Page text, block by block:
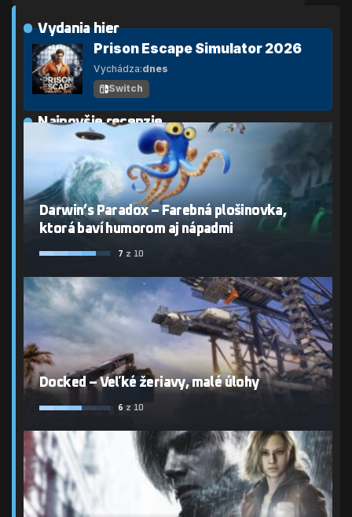
Vydania hier
Prison Escape Simulator 2026
Vychádza:dnes
Switch
Najnovšie recenzie
Darwin’s Paradox – Farebná plošinovka,
ktorá baví humorom aj nápadmi
7 z 10
Docked – Veľké žeriavy, malé úlohy
6 z 10